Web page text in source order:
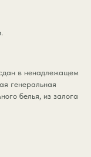
в ненадлежащем
генеральная
белья, из залога